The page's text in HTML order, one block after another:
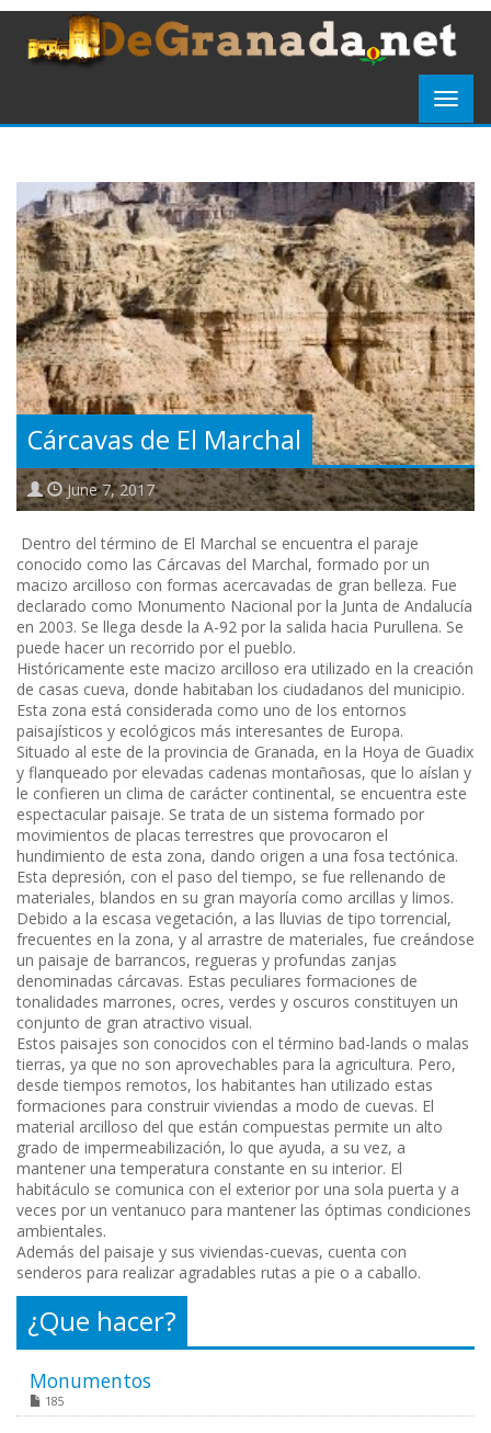
Cárcavas de El Marchal
June 7, 2017
Dentro del término de El Marchal se encuentra el paraje
conocido como las Cárcavas del Marchal, formado por un
macizo arcilloso con formas acercavadas de gran belleza. Fue
declarado como Monumento Nacional por la Junta de Andalucía
en 2003. Se llega desde la A-92 por la salida hacia Purullena. Se
puede hacer un recorrido por el pueblo.
Históricamente este macizo arcilloso era utilizado en la creación
de casas cueva, donde habitaban los ciudadanos del municipio.
Esta zona está considerada como uno de los entornos
paisajísticos y ecológicos más interesantes de Europa.
Situado al este de la provincia de Granada, en la Hoya de Guadix
y flanqueado por elevadas cadenas montañosas, que lo aíslan y
le confieren un clima de carácter continental, se encuentra este
espectacular paisaje. Se trata de un sistema formado por
movimientos de placas terrestres que provocaron el
hundimiento de esta zona, dando origen a una fosa tectónica.
Esta depresión, con el paso del tiempo, se fue rellenando de
materiales, blandos en su gran mayoría como arcillas y limos.
Debido a la escasa vegetación, a las lluvias de tipo torrencial,
frecuentes en la zona, y al arrastre de materiales, fue creándose
un paisaje de barrancos, regueras y profundas zanjas
denominadas cárcavas. Estas peculiares formaciones de
tonalidades marrones, ocres, verdes y oscuros constituyen un
conjunto de gran atractivo visual.
Estos paisajes son conocidos con el término bad-lands o malas
tierras, ya que no son aprovechables para la agricultura. Pero,
desde tiempos remotos, los habitantes han utilizado estas
formaciones para construir viviendas a modo de cuevas. El
material arcilloso del que están compuestas permite un alto
grado de impermeabilización, lo que ayuda, a su vez, a
mantener una temperatura constante en su interior. El
habitáculo se comunica con el exterior por una sola puerta y a
veces por un ventanuco para mantener las óptimas condiciones
ambientales.
Además del paisaje y sus viviendas-cuevas, cuenta con
senderos para realizar agradables rutas a pie o a caballo.
¿Que hacer?
Monumentos
185